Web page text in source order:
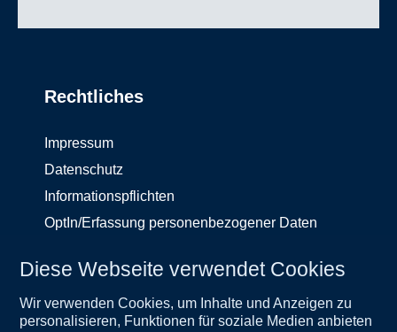
Diese Webseite verwendet Cookies
Wir verwenden Cookies, um Inhalte und Anzeigen zu
personalisieren, Funktionen für soziale Medien anbieten
Rechtliches
Impressum
Datenschutz
Informationspflichten
OptIn/Erfassung personenbezogener Daten
Service
Wichtige Informationen
Unternehmen
Kontakt